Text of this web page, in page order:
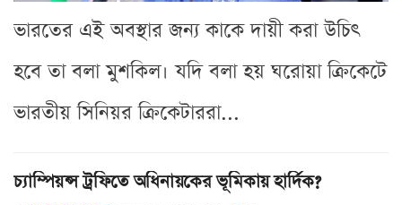
ভারতের এই অবস্থার জন্য কাকে দায়ী করা উচিৎ
হবে তা বলা মুশকিল। যদি বলা হয় ঘরোয়া ক্রিকেটে
ভারতীয় সিনিয়র ক্রিকেটাররা...
চ্যাম্পিয়ন্স ট্রফিতে অধিনায়কের ভূমিকায় হার্দিক?